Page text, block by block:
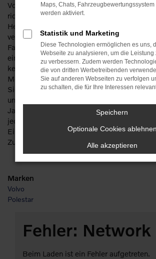
Volvo S90 Gebrauchtwagen für Eisenach –
richtig. Sparen Sie getrost ordentlich Geld,
Hersteller machen Sie auch mit einem
verkehrt. Die Besonderheit liegt in der
Fahrzeuge. Ein Volvo S90 Gebrauchtwagen
einige Jahre gefahren worden sein und
keinerlei Anzeichen von Ermüdung. Wir
Mobilität in Eisenach bevorzugt junge
Sie meist in scheckheftgepflegte Fahrzeuge
unser Unternehmen mit seiner Tradition von
Jahren auch über mehrere Werkstätten
jeden Volvo S90 Gebrauchtwagen vor dem
Eisenach gründlich durch und sorgen für
Zustand.
Marken
Volvo
Polestar
Fehler: Network
Beim Laden ist ein Fehler aufgetreten.
Maps, Chats,
werden aktiviert.
Statistik und Marketing
Diese Technologien ermöglichen es uns,
Webseite zu analysieren, um die Leistung
zu verbessern. Zudem werden
die von dritten Werbetreibenden
Sie auf anderen Webseiten zu verfolgen
zu schalten, die für Ihre Interessen
Speichern
Optionale Cookies ablehnen
Alle akzeptieren